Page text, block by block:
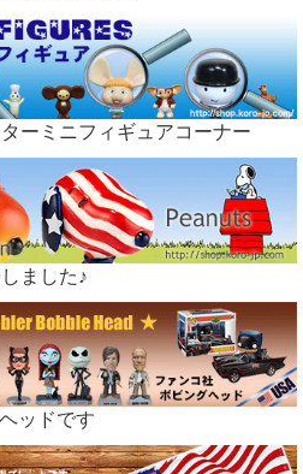
ーミニフィギュアコーナー
ました♪
ッドです